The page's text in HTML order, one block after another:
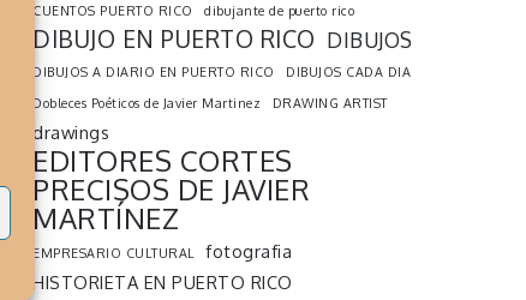
CUENTOS PUERTO RICO
dibujante de puerto rico
DIBUJO EN PUERTO RICO DIBUJOS
DIBUJOS A DIARIO EN PUERTO RICO
DIBUJOS CADA DIA
Dobleces Poéticos de Javier Martinez
DRAWING ARTIST
drawings
EDITORES CORTES
PRECISOS DE JAVIER
MARTÍNEZ
EMPRESARIO CULTURAL
fotografia
HISTORIETA EN PUERTO RICO